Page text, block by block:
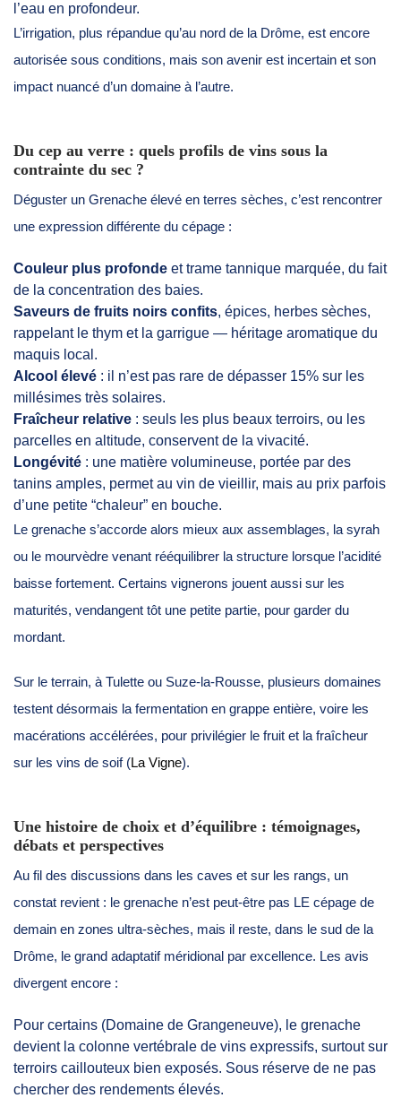
l’eau en profondeur.
L’irrigation, plus répandue qu’au nord de la Drôme, est encore
autorisée sous conditions, mais son avenir est incertain et son
impact nuancé d’un domaine à l’autre.
Du cep au verre : quels profils de vins sous la
contrainte du sec ?
Déguster un Grenache élevé en terres sèches, c’est rencontrer
une expression différente du cépage :
Couleur plus profonde et trame tannique marquée, du fait
de la concentration des baies.
Saveurs de fruits noirs confits, épices, herbes sèches,
rappelant le thym et la garrigue — héritage aromatique du
maquis local.
Alcool élevé : il n’est pas rare de dépasser 15% sur les
millésimes très solaires.
Fraîcheur relative : seuls les plus beaux terroirs, ou les
parcelles en altitude, conservent de la vivacité.
Longévité : une matière volumineuse, portée par des
tanins amples, permet au vin de vieillir, mais au prix parfois
d’une petite “chaleur” en bouche.
Le grenache s’accorde alors mieux aux assemblages, la syrah
ou le mourvèdre venant rééquilibrer la structure lorsque l’acidité
baisse fortement. Certains vignerons jouent aussi sur les
maturités, vendangent tôt une petite partie, pour garder du
mordant.
Sur le terrain, à Tulette ou Suze-la-Rousse, plusieurs domaines
testent désormais la fermentation en grappe entière, voire les
macérations accélérées, pour privilégier le fruit et la fraîcheur
sur les vins de soif (La Vigne).
Une histoire de choix et d’équilibre : témoignages,
débats et perspectives
Au fil des discussions dans les caves et sur les rangs, un
constat revient : le grenache n’est peut-être pas LE cépage de
demain en zones ultra-sèches, mais il reste, dans le sud de la
Drôme, le grand adaptatif méridional par excellence. Les avis
divergent encore :
Pour certains (Domaine de Grangeneuve), le grenache
devient la colonne vertébrale de vins expressifs, surtout sur
terroirs caillouteux bien exposés. Sous réserve de ne pas
chercher des rendements élevés.